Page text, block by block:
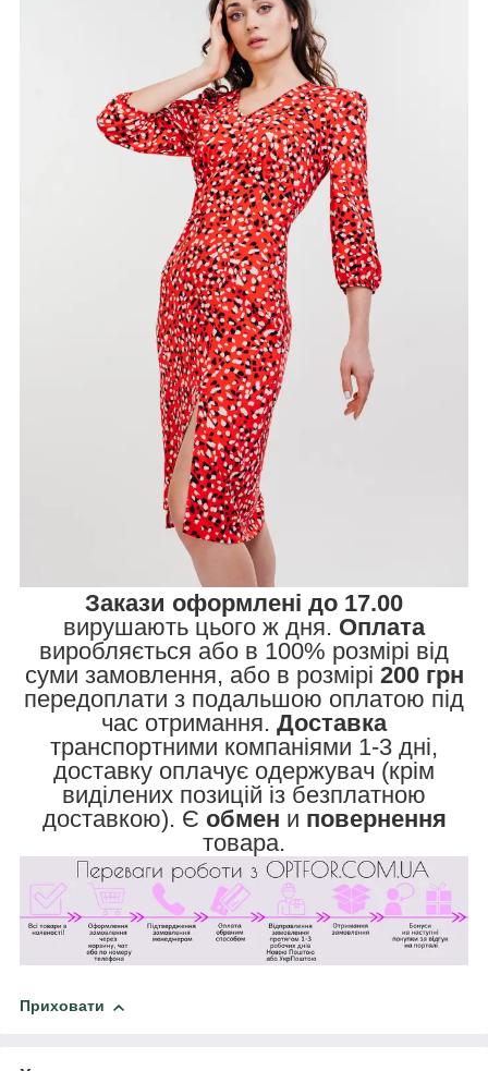
Закази оформлені до 17.00
вирушають цього ж дня. Оплата
виробляється або в 100% розмірі від
суми замовлення, або в розмірі 200 грн
передоплати з подальшою оплатою під
час отримання. Доставка
транспортними компаніями 1-3 дні,
доставку оплачує одержувач (крім
виділених позицій із безплатною
доставкою). Є обмен и повернення
товара.
Приховати